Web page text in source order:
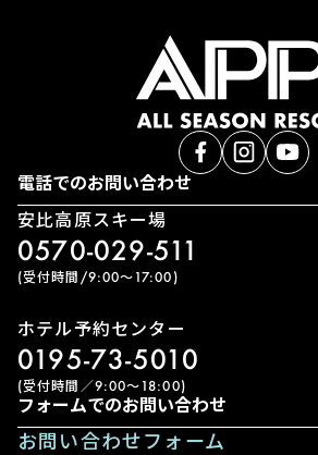
電話でのお問い合わせ
安比高原スキー場
0570-029-511
(受付時間/9:00〜17:00)
ホテル予約センター
0195-73-5010
(受付時間／9:00〜18:00)
フォームでのお問い合わせ
お問い合わせフォーム